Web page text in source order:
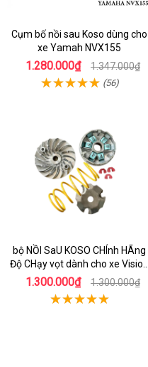
Cụm bố nồi sau Koso dùng cho
xe Yamah NVX155
1.280.000₫ 1.347.000₫
(56)
bộ NỒI SaU KOSO CHÍnh HÃng
Độ CHạy vọt dành cho xe Vision
110
1.300.000₫ 1.300.000₫